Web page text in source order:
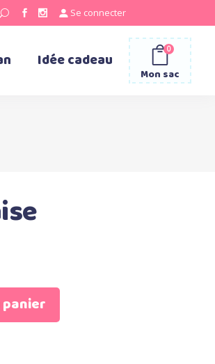
Se connecter
Idée cadeau
Mon sac
0